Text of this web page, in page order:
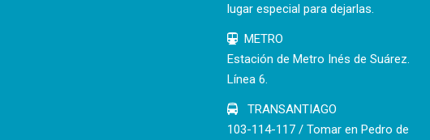
lugar especial para dejarlas.
METRO
Estación de Metro Inés de Suárez.
Línea 6.
TRANSANTIAGO
103-114-117 / Tomar en Pedro de